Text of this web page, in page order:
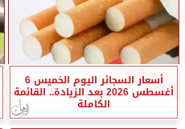
أسعار السجائر اليوم الخميس 6
أغسطس 2026 بعد الزيادة.. القائمة
الكاملة